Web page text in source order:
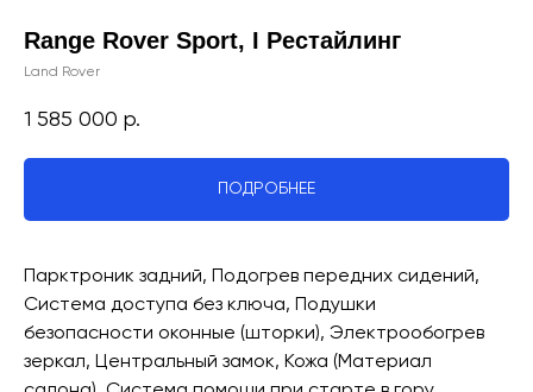
Range Rover Sport, I Рестайлинг
Land Rover
1 585 000 р.
ПОДРОБНЕЕ
Парктроник задний, Подогрев передних сидений,
Система доступа без ключа, Подушки
безопасности оконные (шторки), Электрообогрев
зеркал, Центральный замок, Кожа (Материал